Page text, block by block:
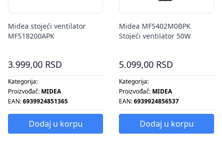
Midea stojeći ventilator
MFS18200APK
3.999,00 RSD
Kategorija:
Proizvođač: MIDEA
EAN:6939924851365
Dodaj u korpu
Midea MFS402M0BPK
Stojeći ventilator 50W
5.099,00 RSD
Kategorija:
Proizvođač: MIDEA
EAN:6939924856537
Dodaj u korpu